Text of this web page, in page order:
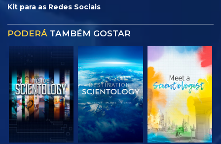
Kit para as Redes Sociais
PODERÁ TAMBÉM GOSTAR